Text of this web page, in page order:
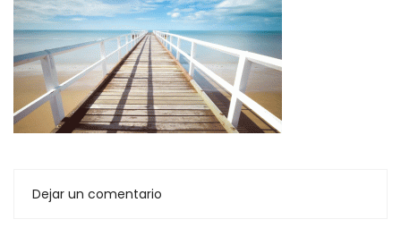
Dejar un comentario